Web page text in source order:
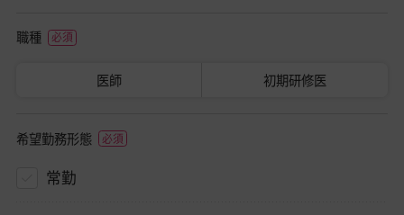
職種
医師 初期研修医
希望勤務形態
常勤